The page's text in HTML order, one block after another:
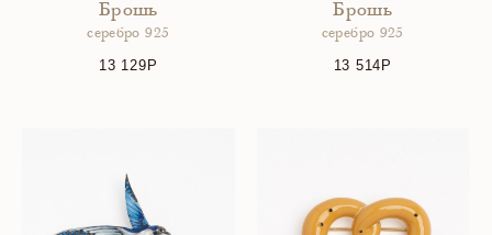
Брошь
серебро 925
13 129
Брошь
серебро 925
13 514